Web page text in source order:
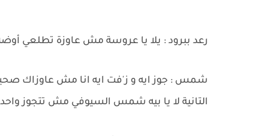
رعد ببرود : يلا يا عروسة مش عاوزة تطلعي
شمس : جوز ايه و ز'فت ايه انا مش عاوزاك
التانية لا يا بيه شمس السيوفي مش تتجوز واحد